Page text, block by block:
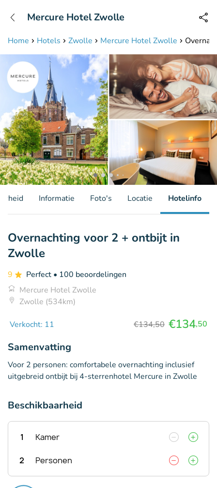
Bereikbaar tot 23:00 uur
Home Hotels Zwolle Mercure Hotel Zwolle
Mercure Hotel Zwolle
Informatie Foto's Locatie Hotelinfo
Overnachting voor 2 + ontbijt in
Zwolle
9 Perfect • 100 beoordelingen
Mercure Hotel Zwolle
Zwolle (534km)
Verkocht: 11 €134,50 €134,50
Samenvatting
Voor 2 personen: comfortabele overnachting inclusief
uitgebreid ontbijt bij 4-sterrenhotel Mercure in Zwolle
Beschikbaarheid
1 Kamer
2 Personen